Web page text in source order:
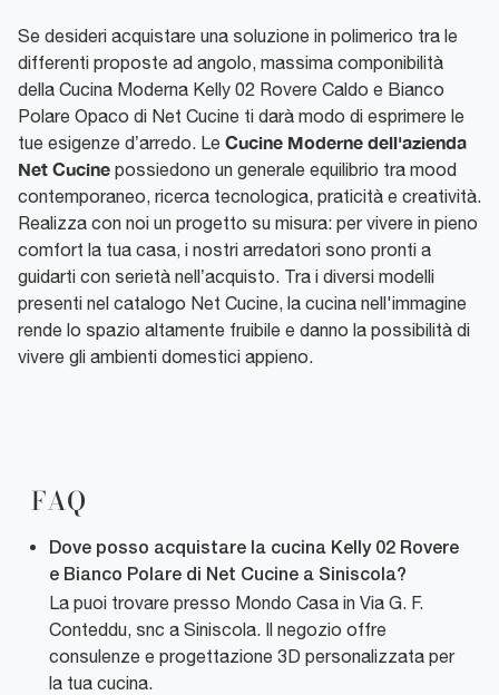
Se desideri acquistare una soluzione in polimerico tra le
differenti proposte ad angolo, massima componibilità
della Cucina Moderna Kelly 02 Rovere Caldo e Bianco
Polare Opaco di Net Cucine ti darà modo di esprimere le
tue esigenze d’arredo. Le Cucine Moderne dell'azienda
Net Cucine possiedono un generale equilibrio tra mood
contemporaneo, ricerca tecnologica, praticità e creatività.
Realizza con noi un progetto su misura: per vivere in pieno
comfort la tua casa, i nostri arredatori sono pronti a
guidarti con serietà nell’acquisto. Tra i diversi modelli
presenti nel catalogo Net Cucine, la cucina nell'immagine
rende lo spazio altamente fruibile e danno la possibilità di
vivere gli ambienti domestici appieno.
FAQ
Dove posso acquistare la cucina Kelly 02 Rovere
e Bianco Polare di Net Cucine a Siniscola?
La puoi trovare presso Mondo Casa in Via G. F.
Conteddu, snc a Siniscola. Il negozio offre
consulenze e progettazione 3D personalizzata per
la tua cucina.